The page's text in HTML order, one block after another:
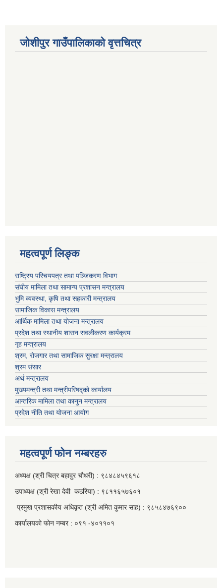
जोशीपुर गाउँपालिकाको वृत्तचित्र
महत्वपूर्ण लि‍‍‍‍‍‌ङ्क
राष्ट्रिय परिचयपत्र तथा पञ्जिकरण विभाग
संघीय मामिला तथा सामान्य प्रशासन मन्त्रालय
भुमि व्यवस्था, कृषि तथा सहकारी मन्त्रालय
सामाजिक विकास मन्त्रालय
आर्थिक मामिला तथा याेजना मन्त्रालय
प्रदेश तथा स्थानीय शासन सवलीकरण कार्यक्रम
गृह मन्त्रालय
श्रम, रोजगार तथा सामाजिक सुरक्षा मन्त्रालय
श्रम संसार
अर्थ मन्त्रालय
मुख्यमन्त्री तथा मन्त्रीपरिषद्को कार्यालय
आन्तरिक मामिला तथा कानुन मन्त्रालय
प्रदेश नीति तथा योजना आयोग
महत्वपूर्ण फाेन नम्बरहरु
अध्यक्ष (श्री चित्र बहादुर चाैधरी) : ९८४८४५९६१८
उपाध्यक्ष (श्री रेखा देवी कठरिया) : ९८११६५७६०१
प्रमुख प्रशासकीय अधिकृत (श्री अमित कुमार साह) : ९८५८४७६९००
कार्यालयकाे फाेन नम्बर : ०९१ -४०११०१